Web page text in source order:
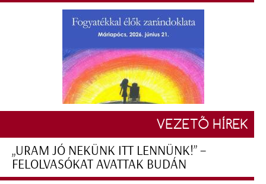
VEZETŐ HÍREK
„URAM JÓ NEKÜNK ITT LENNÜNK!” –
FELOLVASÓKAT AVATTAK BUDÁN